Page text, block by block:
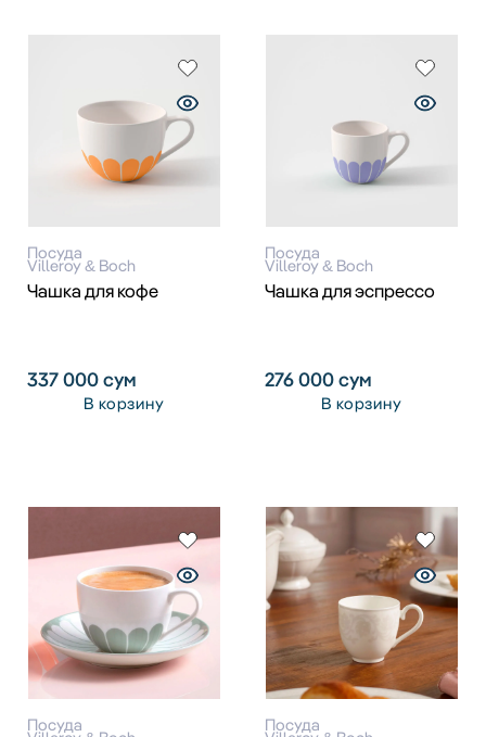
Посуда
Villeroy & Boch
Чашка для кофе
337 000сум
В корзину
Посуда
Villeroy & Boch
Чашка для эспрессо
276 000сум
В корзину
Посуда Посуда